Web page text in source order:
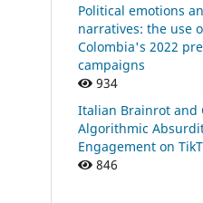
Political emotions
narratives: the use
Colombia's 2022
campaigns
934
Italian Brainrot and
Algorithmic
Engagement on
846